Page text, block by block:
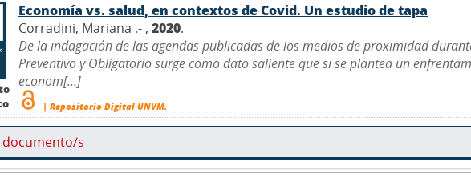
Economía vs. salud, en contextos de Covid. Un estudio de tapa
Corradini, Mariana .- , 2020.
De la indagación de las agendas publicadas de los medios de proximidad
Preventivo y Obligatorio surge como dato saliente que si se plantea un
econom[...]
| Repositorio Digital UNVM.
documento/s